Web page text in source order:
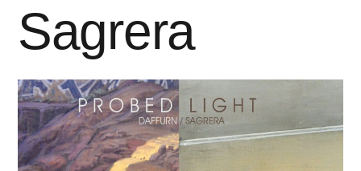
Sagrera